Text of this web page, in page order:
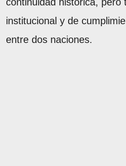
institucional y de
entre dos naciones.